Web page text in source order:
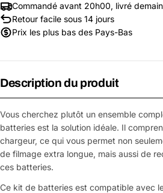
Commandé avant 20h00, livré
Retour facile sous 14 jours
Prix les plus bas des Pays-Bas
Description du produit
Vous cherchez plutôt un ensemble
batteries est la solution idéale. Il
chargeur, ce qui vous permet non
de filmage extra longue, mais aussi de
ces batteries.
Ce kit de batteries est compatible avec